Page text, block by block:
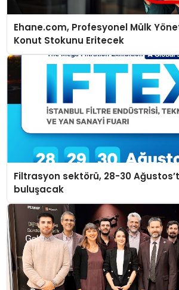
Ehane.com, Profesyonel Mülk
Konut Stokunu Eritecek
Filtrasyon sektörü, 28-30
buluşacak